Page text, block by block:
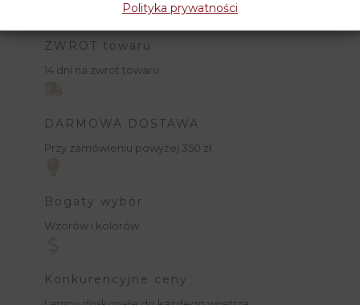
Polityka prywatności
ZWROT towaru
14 dni na zwrot towaru.
DARMOWA DOSTAWA
Przy zamówieniu powyżej 350 zł.
Bogaty wybór
Wzorów i kolorów
Konkurencyjne ceny